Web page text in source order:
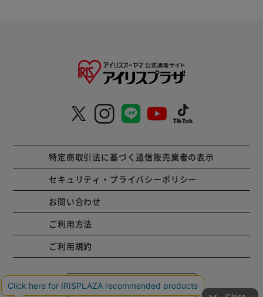
特定商取引法に基づく通信販売業者の表示
セキュリティ・プライバシーポリシー
お問い合わせ
ご利用方法
ご利用規約
コーポレートサイト